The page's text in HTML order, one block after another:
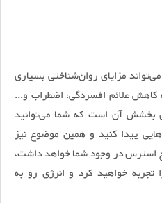
مزایای روان‌شناختی بسیاری
کاهش علائم افسردگی، اضطراب و...
بخشش آن است که شما می‌توانید
پیدا کنید و همین موضوع نیز
استرس در وجود شما خواهد داشت،
تجربه خواهید کرد و انرژی رو به